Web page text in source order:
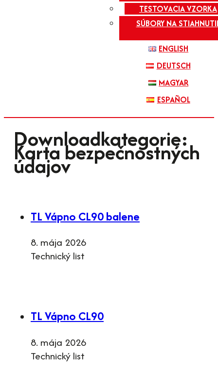
TESTOVACIA VZORKA
SÚBORY NA
ENGLISH
DEUTSCH
MAGYAR
ESPAÑOL
Downloadkategorie:
Karta bezpečnostných
údajov
TL Vápno CL90 balene
8. mája 2026
Technický list
TL Vápno CL90
8. mája 2026
Technický list